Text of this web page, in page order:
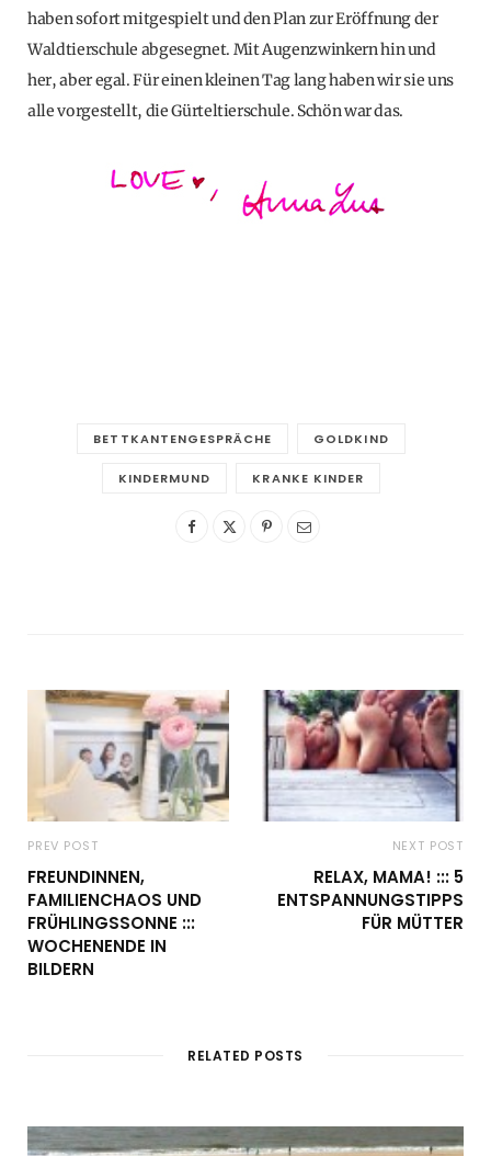
haben sofort mitgespielt und den Plan zur Eröffnung der
Waldtierschule abgesegnet. Mit Augenzwinkern hin und
her, aber egal. Für einen kleinen Tag lang haben wir sie uns
alle vorgestellt, die Gürteltierschule. Schön war das.
BETTKANTENGESPRÄCHE GOLDKIND
KINDERMUND KRANKE KINDER
PREV POST
FREUNDINNEN,
FAMILIENCHAOS UND
FRÜHLINGSSONNE :::
WOCHENENDE IN
BILDERN
NEXT POST
RELAX, MAMA! ::: 5
ENTSPANNUNGSTIPPS
FÜR MÜTTER
RELATED POSTS